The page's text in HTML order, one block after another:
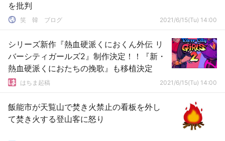
を批判
笑 韓 ブログ 2021/6/15(Tu) 14:00
シリーズ新作『熱血硬派くにおくん外伝 リ
バーシティガールズ2』制作決定！！『新・
熱血硬派くにおたちの挽歌』も移植決定
はちま起稿 2021/6/15(Tu) 14:00
飯能市が天覧山で焚き火禁止の看板を外し
て焚き火する登山客に怒り